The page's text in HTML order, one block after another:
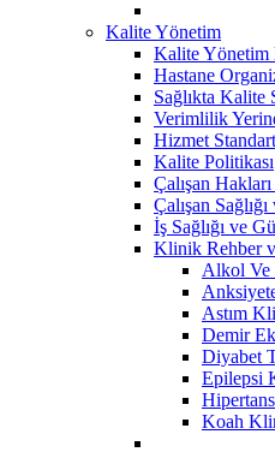
Kalite Yönetim
Kalite Yönetim
Hastane
Sağlıkta Kalite
Verimlilik
Hizmet
Kalite Politikası
Çalışan
Çalışan
İş Sağlığı ve
Klinik Rehber
Alkol Ve
Astım
Demir
Diyabet
Epilepsi
Koah